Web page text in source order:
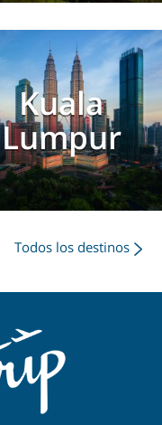
Kuala
Lumpur
Todos los destinos